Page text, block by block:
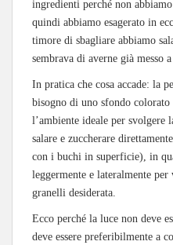
ingredienti perché non
quindi abbiamo esagerato in
timore di sbagliare abbiamo
sembrava di averne già messo
In pratica che cosa accade: la
bisogno di uno sfondo colorato
l’ambiente ideale per svolgere
salare e zuccherare
con i buchi in superficie), in
leggermente e lateralmente per
granelli desiderata.
Ecco perché la luce non deve
deve essere preferibilmente a